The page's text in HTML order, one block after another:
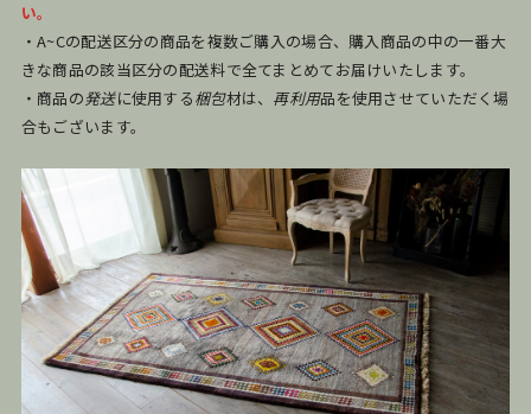
い。
・A~Cの配送区分の商品を複数ご購入の場合、購入商品の中の一番大
きな商品の該当区分の配送料で全てまとめてお届けいたします。
・商品の発送に使用する梱包材は、 再利用品を使用させていただく場
合もございます。